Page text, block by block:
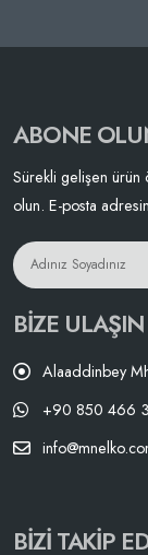
ABONE
Sürekli gelişen
olun. E-posta
BIZE ULAŞIN
Alaaddinbey
+90 850 466
BIZI TAKIP